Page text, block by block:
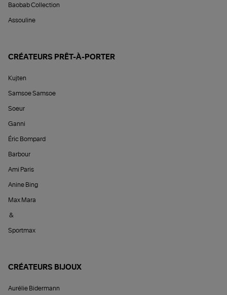
Baobab Collection
Assouline
CRÉATEURS PRÊT-À-PORTER
Kujten
Samsoe Samsoe
Soeur
Ganni
Éric Bompard
Barbour
Ami Paris
Anine Bing
Max Mara
&
Sportmax
CRÉATEURS BIJOUX
Aurélie Bidermann